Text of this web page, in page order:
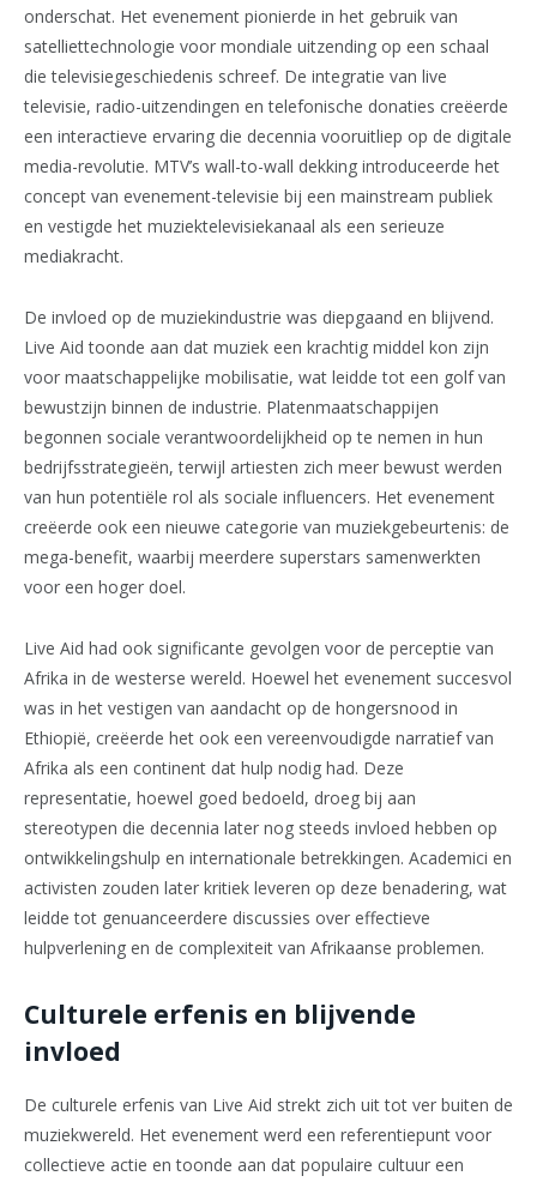
onderschat. Het evenement pionierde in het gebruik van
satelliettechnologie voor mondiale uitzending op een schaal
die televisiegeschiedenis schreef. De integratie van live
televisie, radio-uitzendingen en telefonische donaties creëerde
een interactieve ervaring die decennia vooruitliep op de digitale
media-revolutie. MTV’s wall-to-wall dekking introduceerde het
concept van evenement-televisie bij een mainstream publiek
en vestigde het muziektelevisiekanaal als een serieuze
mediakracht.
De invloed op de muziekindustrie was diepgaand en blijvend.
Live Aid toonde aan dat muziek een krachtig middel kon zijn
voor maatschappelijke mobilisatie, wat leidde tot een golf van
bewustzijn binnen de industrie. Platenmaatschappijen
begonnen sociale verantwoordelijkheid op te nemen in hun
bedrijfsstrategieën, terwijl artiesten zich meer bewust werden
van hun potentiële rol als sociale influencers. Het evenement
creëerde ook een nieuwe categorie van muziekgebeurtenis: de
mega-benefit, waarbij meerdere superstars samenwerkten
voor een hoger doel.
Live Aid had ook significante gevolgen voor de perceptie van
Afrika in de westerse wereld. Hoewel het evenement succesvol
was in het vestigen van aandacht op de hongersnood in
Ethiopië, creëerde het ook een vereenvoudigde narratief van
Afrika als een continent dat hulp nodig had. Deze
representatie, hoewel goed bedoeld, droeg bij aan
stereotypen die decennia later nog steeds invloed hebben op
ontwikkelingshulp en internationale betrekkingen. Academici en
activisten zouden later kritiek leveren op deze benadering, wat
leidde tot genuanceerdere discussies over effectieve
hulpverlening en de complexiteit van Afrikaanse problemen.
Culturele erfenis en blijvende
invloed
De culturele erfenis van Live Aid strekt zich uit tot ver buiten de
muziekwereld. Het evenement werd een referentiepunt voor
collectieve actie en toonde aan dat populaire cultuur een